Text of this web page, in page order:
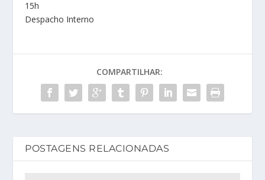
15h
Despacho Interno
COMPARTILHAR:
POSTAGENS RELACIONADAS